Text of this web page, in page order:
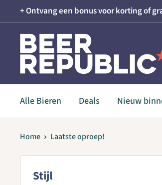
to
content
+ Ontvang een bonus voor korting of
Beer
Republic
Alle Bieren Deals Nieuw
Home Laatste oproep!
Stijl